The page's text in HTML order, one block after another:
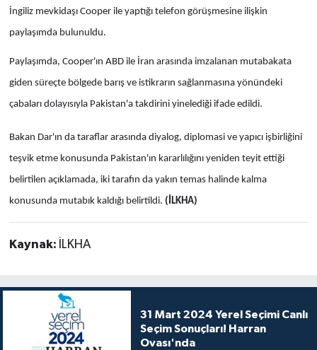
İngiliz mevkidaşı Cooper ile yaptığı telefon görüşmesine ilişkin
paylaşımda bulunuldu.
Paylaşımda, Cooper'ın ABD ile İran arasında imzalanan mutabakata
giden süreçte bölgede barış ve istikrarın sağlanmasına yönündeki
çabaları dolayısıyla Pakistan'a takdirini yinelediği ifade edildi.
Bakan Dar'ın da taraflar arasında diyalog, diplomasi ve yapıcı işbirliğini
teşvik etme konusunda Pakistan'ın kararlılığını yeniden teyit ettiği
belirtilen açıklamada, iki tarafın da yakın temas halinde kalma
konusunda mutabık kaldığı belirtildi. (İLKHA)
Kaynak: İLKHA
31 Mart 2024 Yerel Seçimi Canlı
Seçim Sonuçları! Harran
Ovası'nda